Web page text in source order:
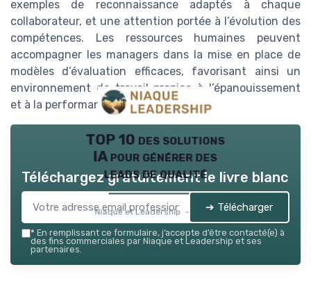
exemples de reconnaissance adaptés à chaque
collaborateur, et une attention portée à l’évolution des
compétences. Les ressources humaines peuvent
accompagner les managers dans la mise en place de
modèles d’évaluation efficaces, favorisant ainsi un
environnement de travail propice à l’épanouissement
et à la performance durable.
TOP 10 des solutions
IA pour générer des
leads de qualité
Niaque et Leadership — 2026
Téléchargez gratuitement le livre blanc
➔ Télécharger
* En remplissant ce formulaire, j’accepte d’être contacté(e) à
des fins commerciales par Niaque et Leadership et ses
partenaires.